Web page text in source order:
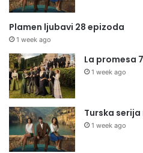
Plamen ljubavi 28 epizoda
1 week ago
La promesa
1 week ago
Turska
1 week ago